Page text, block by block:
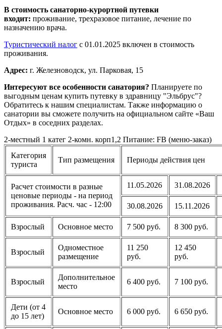
В стоимость санаторно-курортной путевки
входит: проживание, трехразовое питание, лечение по
назначению врача.
Туристический налог с 01.01.2025 включен в стоимость
проживания.
Адрес: г. Железноводск, ул. Парковая, 15
Интересуют все особенности санатория? Планируете по
выгодным ценам купить путевку в здравницу "Эльбрус"?
Обратитесь к нашим специалистам. Также информацию о
санатории вы сможете получить на официальном сайте «Ваш
Отдых» в соседних разделах.
2-местный 1 катег 2-комн. корп1,2 Питание: FB (меню-заказ)
Категория
туриста
Тип размещения Периоды действия цен
Расчет стоимости в разные
ценовые периоды - на период
проживания. Расч. час - 12:00
11.05.2026 31.08.2026
30.08.2026 15.11.2026
Взрослый Основное место 7 500 руб. 8 300 руб.
Взрослый
Одноместное
размещение
11 250
руб.
12 450
руб.
Взрослый
Дополнительное
место
6 400 руб. 7 100 руб.
Дети (от 4
до 15 лет)
Основное место 6 000 руб. 6 650 руб.